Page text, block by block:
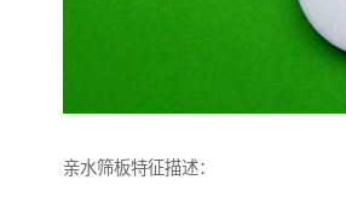
亲水筛板特征描述：